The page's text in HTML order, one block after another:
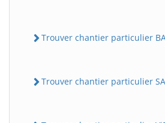
Trouver chantier particulier
Trouver chantier particulier